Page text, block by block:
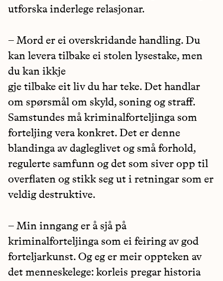
utforska inderlege relasjonar.
– Mord er ei overskridande handling. Du
kan levera tilbake ei stolen lysestake, men
du kan ikkje
gje tilbake eit liv du har teke. Det handlar
om spørsmål om skyld, soning og straff.
Samstundes må kriminalforteljinga som
forteljing vera konkret. Det er denne
blandinga av dagleglivet og små forhold,
regulerte samfunn og det som siver opp til
overflaten og stikk seg ut i retningar som er
veldig destruktive.
– Min inngang er å sjå på
kriminalforteljinga som ei feiring av god
forteljarkunst. Og eg er meir oppteken av
det menneskelege: korleis pregar historia